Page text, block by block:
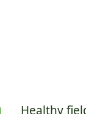
Healthy